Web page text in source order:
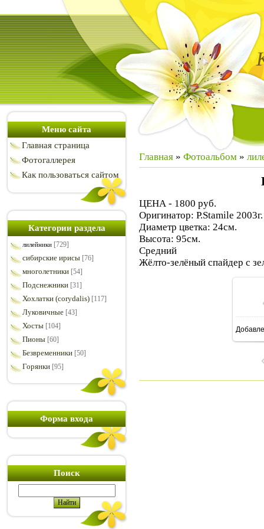
Меню сайта
Главная страница
Фотогаллерея
Как пользоваться сайтом
Категории раздела
лилейники [729]
сибирские ирисы [76]
многолетники [54]
Подснежники [31]
Хохлатки (corydalis) [117]
Луковичные [43]
Хосты [104]
Пионы [60]
Безвременники [50]
Горянки [95]
Форма входа
Поиск
Главная » Фотоальбом »
ЦЕНА - 1800 руб.
Оригинатор: P.Stamile 2003г.
Диаметр цветка: 24см.
Высота: 95см.
Средний
Жёлто-зелёный спайдер с